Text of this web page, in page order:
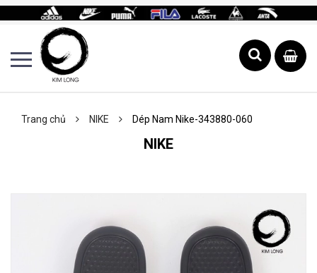
Trang chủ NIKE Dép Nam Nike-343880-060
NIKE